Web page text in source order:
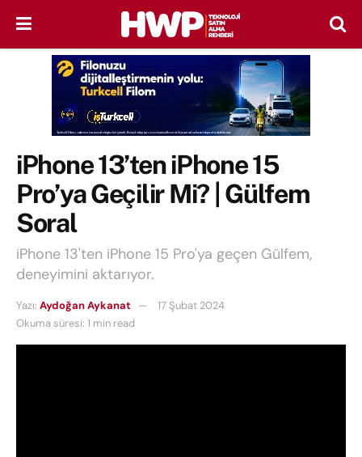
iPhone 13’ten iPhone 15
Pro’ya Geçilir Mi? | Gülfem
Soral
iPhone 13'ten iPhone 15 Pro'ya geçen Gülfem,
deneyimini aktarıyor.
Yazı: Aydoğan Aykanat
17 Şubat 2024
Okuma süresi: 1 min read